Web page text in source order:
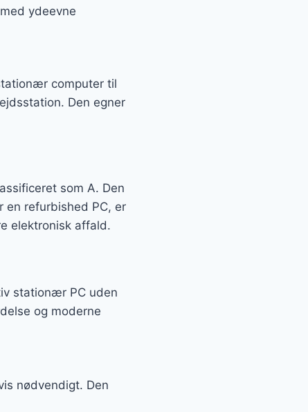
ydeevne
computer til
Den egner
som A. Den
en refurbished PC, er
elektronisk affald.
stationær PC uden
og moderne
nødvendigt. Den